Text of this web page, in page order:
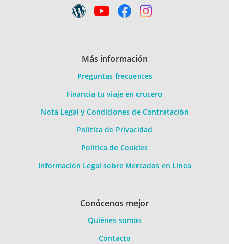
Más información
Preguntas frecuentes
Financia tu viaje en crucero
Nota Legal y Condiciones de Contratación
Política de Privacidad
Política de Cookies
Información Legal sobre Mercados en Línea
Conócenos mejor
Quiénes somos
Contacto